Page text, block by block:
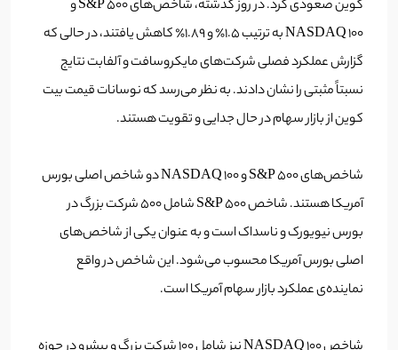
کوین صعودی کرد. در روز گذشته، شاخص‌های S&P 500 و
NASDAQ 100 به ترتیب ۱.۵٪ و ۱.۸۹٪ کاهش یافتند، در حالی که
گزارش عملکرد فصلی شرکت‌های مایکروسافت و آلفابت نتایج
نسبتاً مثبتی را نشان دادند. به نظر می‌رسد که نوسانات قیمت بیت
کوین از بازار سهام در حال جدایی و تقویت هستند.
شاخص‌های S&P 500 و NASDAQ 100 دو شاخص اصلی بورس
آمریکا هستند. شاخص S&P 500 شامل 500 شرکت بزرگ در
بورس نیویورک و ناسداک است و به عنوان یکی از شاخص‌های
اصلی بورس آمریکا محسوب می‌شود. این شاخص در واقع
نماینده‌ی عملکرد بازار سهام آمریکا است.